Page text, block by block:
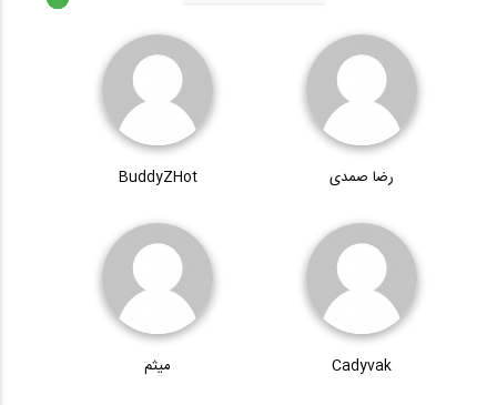
رضا صمدی BuddyZHot
Cadyvak میثم